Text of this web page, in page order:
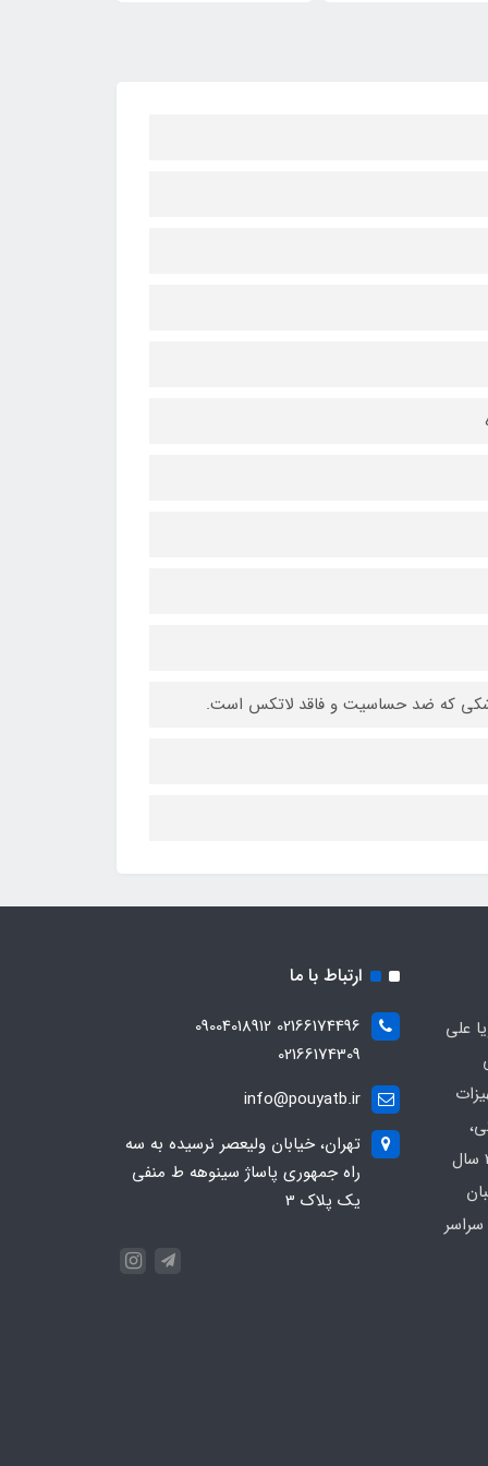
که ضد حساسیت و فاقد لاتکس است.
علی
بیمارستانی و کلینیکی با بیش از 20 سال
ارتباط با ما
02166174496 09004018912
02166174309
info@pouyatb.ir
تهران، خیابان ولیعصر نرسیده به سه
راه جمهوری پاساژ سینوهه ط منفی
یک پلاک 3